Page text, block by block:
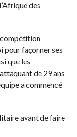
des
compétition
pour façonner ses
que les
de 29 ans
a commencé
avant de faire